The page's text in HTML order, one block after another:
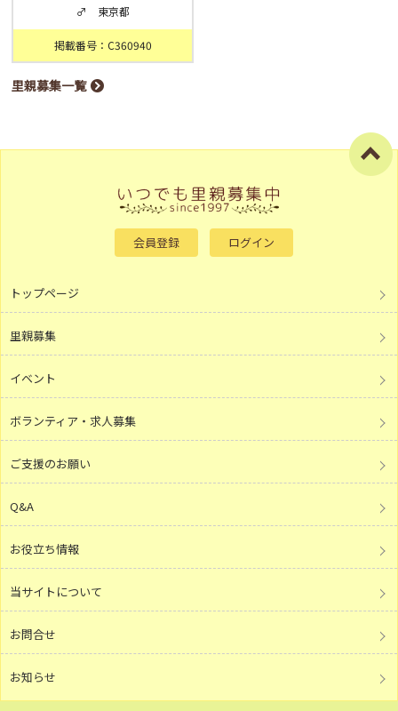
♂ 東京都
掲載番号：C360940
里親募集一覧
会員登録 ログイン
トップページ
里親募集
イベント
ボランティア・求人募集
ご支援のお願い
Q&A
お役立ち情報
当サイトについて
お問合せ
お知らせ